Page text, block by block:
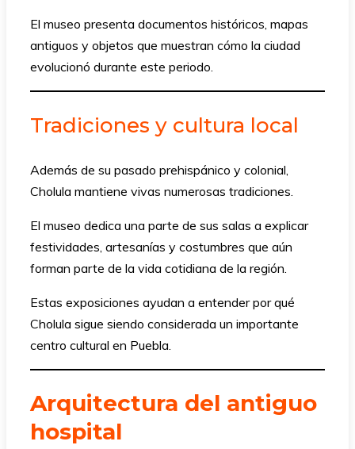
El museo presenta documentos históricos, mapas
antiguos y objetos que muestran cómo la ciudad
evolucionó durante este periodo.
Tradiciones y cultura local
Además de su pasado prehispánico y colonial,
Cholula mantiene vivas numerosas tradiciones.
El museo dedica una parte de sus salas a explicar
festividades, artesanías y costumbres que aún
forman parte de la vida cotidiana de la región.
Estas exposiciones ayudan a entender por qué
Cholula sigue siendo considerada un importante
centro cultural en Puebla.
Arquitectura del antiguo
hospital